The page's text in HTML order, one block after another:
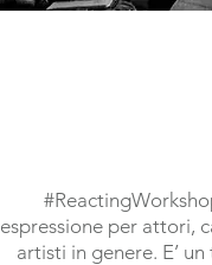
espressione per attori,
artisti in genere. E’